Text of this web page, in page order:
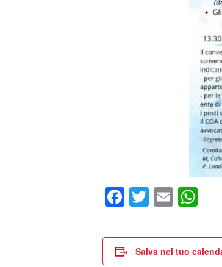
Facebook
Twitter
Email
Salva nel tuo